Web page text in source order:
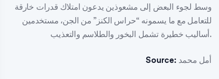
وسط لجوء البعض إلى مشعوذين يدعون امتلاك قدرات خارقة
للتعامل مع ما يسمونه “حراس الكنز” من الجن، مستخدمين
أساليب خطيرة تشمل البخور والطلاسم والتعذيب.
Source: أمل محمد